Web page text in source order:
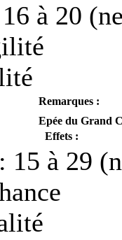
à 20
Remarques :
Epée du Grand
Effets :
15 à 29